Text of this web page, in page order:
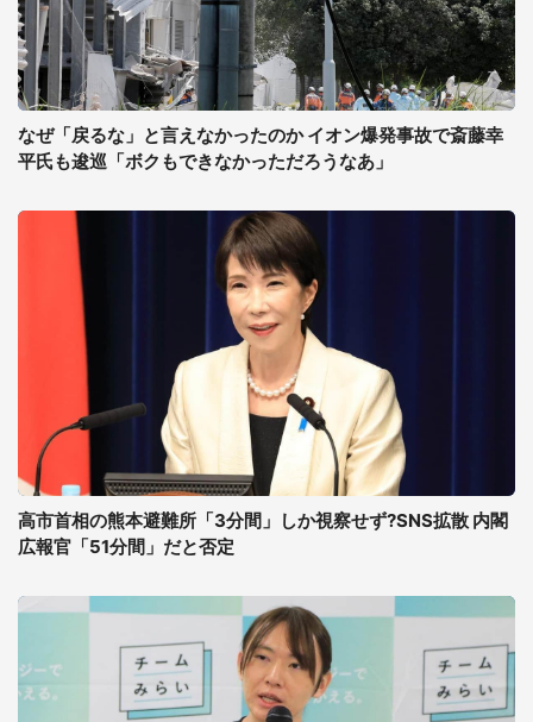
なぜ「戻るな」と言えなかったのか イオン爆発事故で斎藤幸
平氏も逡巡「ボクもできなかっただろうなあ」
高市首相の熊本避難所「3分間」しか視察せず?SNS拡散 内閣
広報官「51分間」だと否定